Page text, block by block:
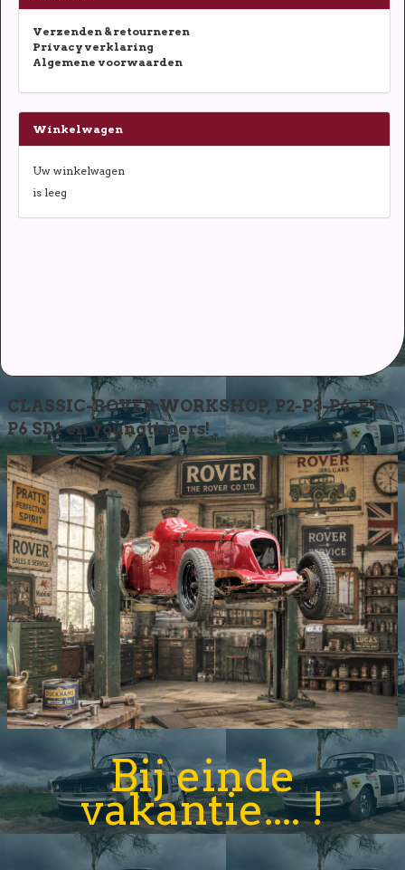
Verzenden & retourneren
Privacy verklaring
Algemene voorwaarden
Winkelwagen
Uw winkelwagen
is leeg
CLASSIC-ROVER WORKSHOP, P2-P3-P4-P5-
P6 SD1 en youngtimers!
Bij einde
vakantie.... !